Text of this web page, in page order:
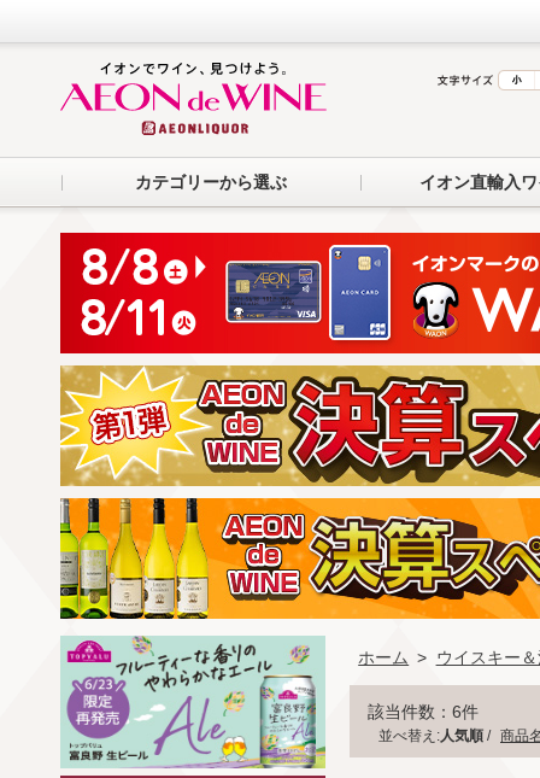
カテゴリーから選ぶ イオン直輸入
ホーム > ウイスキー
該当件数：6件
並べ替え:人気順 / 商品